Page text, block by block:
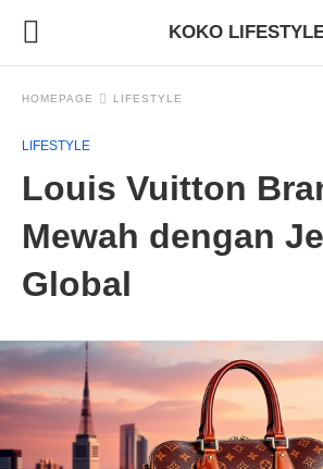
KOKO
HOMEPAGE LIFESTYLE
LIFESTYLE
Louis Vuitton
Mewah dengan
Global